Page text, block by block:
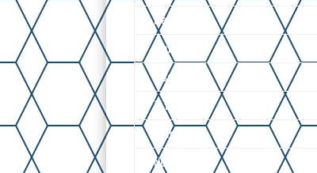
Menton
Joux
Aisselles
½ Bras
Bras
Nombril